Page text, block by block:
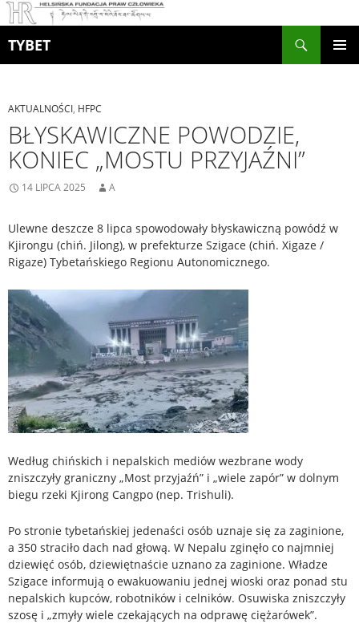
TYBET
AKTUALNOŚCI, HFPC
BŁYSKAWICZNE POWODZIE,
KONIEC „MOSTU PRZYJAŹNI”
14 LIPCA 2025 A
Ulewne deszcze 8 lipca spowodowały błyskawiczną powódź w
Kjirongu (chiń. Jilong), w prefekturze Szigace (chiń. Xigaze /
Rigaze) Tybetańskiego Regionu Autonomicznego.
Według chińskich i nepalskich mediów wezbrane wody
zniszczyły graniczny „Most przyjaźń” i „wiele zapór” w dolnym
biegu rzeki Kjirong Cangpo (nep. Trishuli).
Po stronie tybetańskiej jedenaści osób uznaje się za zaginione,
a 350 straciło dach nad głową. W Nepalu zginęło co najmniej
dziewięć osób, dziewiętnaście uznano za zaginione. Władze
Szigace informują o ewakuowaniu jednej wioski oraz ponad stu
nepalskich kupców, robotników i celników. Osuwiska zniszczyły
szosę i „zmyły wiele czekających na odprawę ciężarówek”.